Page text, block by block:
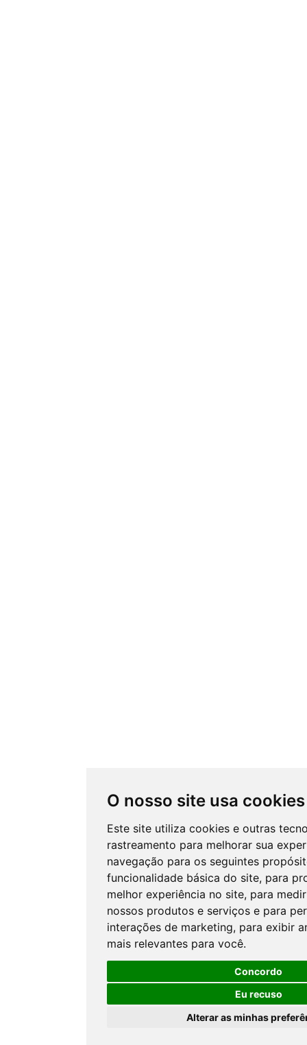
O nosso site usa cookies
Este site utiliza cookies e outras
rastreamento para melhorar sua
navegação para os seguintes
funcionalidade básica do site, para
melhor experiência no site, para
nossos produtos e serviços e para
interações de marketing, para exibir
mais relevantes para você.
Concordo
Eu recuso
Alterar as minhas